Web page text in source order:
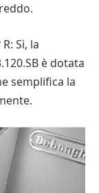
Sì, la
è dotata
semplifica la